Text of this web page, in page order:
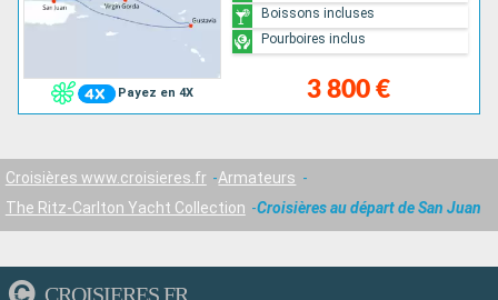
Payez en 4X 3 800 €
Boissons incluses
Pourboires inclus
Croisières www.croisieres.fr
Armateurs
The Ritz-Carlton Yacht Collection
Croisières au départ de San Juan
CROISIERES.FR